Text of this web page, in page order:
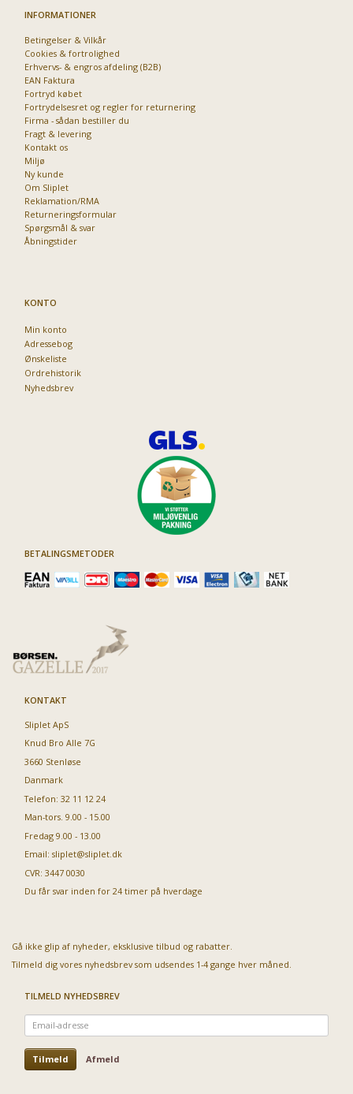
INFORMATIONER
Betingelser & Vilkår
Cookies & fortrolighed
Erhvervs- & engros afdeling (B2B)
EAN Faktura
Fortryd købet
Fortrydelsesret og regler for returnering
Firma - sådan bestiller du
Fragt & levering
Kontakt os
Miljø
Ny kunde
Om Sliplet
Reklamation/RMA
Returneringsformular
Spørgsmål & svar
Åbningstider
KONTO
Min konto
Adressebog
Ønskeliste
Ordrehistorik
Nyhedsbrev
BETALINGSMETODER
KONTAKT
Sliplet ApS
Knud Bro Alle 7G
3660 Stenløse
Danmark
Telefon: 32 11 12 24
Man-tors. 9.00 - 15.00
Fredag 9.00 - 13.00
Email: sliplet@sliplet.dk
CVR: 3447 0030
Du får svar inden for 24 timer på hverdage
Gå ikke glip af nyheder, eksklusive tilbud og rabatter.
Tilmeld dig vores nyhedsbrev som udsendes 1-4 gange hver måned.
TILMELD NYHEDSBREV
Email-
adresse
Tilmeld Afmeld